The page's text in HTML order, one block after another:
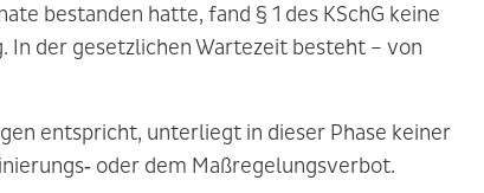
bestanden hatte, fand § 1 des KSchG keine
der gesetzlichen Wartezeit besteht – von
entspricht, unterliegt in dieser Phase keiner
oder dem Maßregelungsverbot.